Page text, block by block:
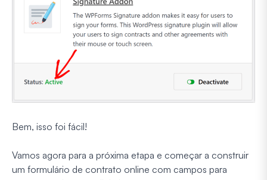
Bem, isso foi fácil!
Vamos agora para a próxima etapa e começar a construir
um formulário de contrato online com campos para